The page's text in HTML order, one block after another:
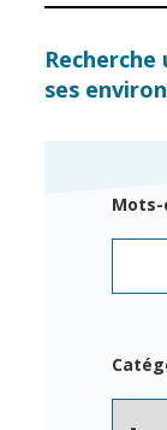
Services
Ville
Titres
État civil
ses
Mots-